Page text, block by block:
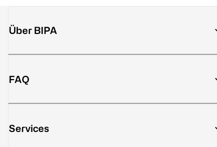
Über BIPA
FAQ
Services